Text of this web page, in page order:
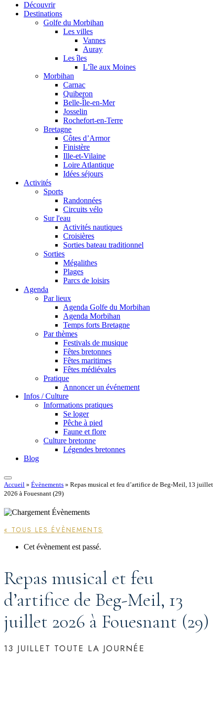
Découvrir
Destinations
Golfe du Morbihan
Les villes
Vannes
Auray
Les îles
L’île aux Moines
Morbihan
Carnac
Quiberon
Belle-Île-en-Mer
Josselin
Rochefort-en-Terre
Bretagne
Côtes d’Armor
Finistère
Ille-et-Vilaine
Loire Atlantique
Idées séjours
Activités
Sports
Randonnées
Circuits vélo
Sur l'eau
Activités nautiques
Croisières
Sorties bateau traditionnel
Sorties
Mégalithes
Plages
Parcs de loisirs
Agenda
Par lieux
Agenda Golfe du Morbihan
Agenda Morbihan
Temps forts Bretagne
Par thèmes
Festivals de musique
Fêtes bretonnes
Fêtes maritimes
Fêtes médiévales
Pratique
Annoncer un événement
Infos / Culture
Informations pratiques
Se loger
Pêche à pied
Faune et flore
Culture bretonne
Légendes bretonnes
Blog
Accueil » Évènements » Repas musical et feu d’artifice de Beg-Meil, 13 juillet
2026 à Fouesnant (29)
« TOUS LES ÉVÈNEMENTS
Cet évènement est passé.
Repas musical et feu
d’artifice de Beg-Meil, 13
juillet 2026 à Fouesnant (29)
13 JUILLET TOUTE LA JOURNÉE